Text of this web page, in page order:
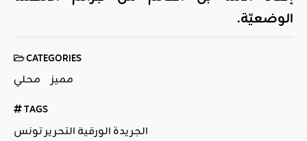
الوضعيّة.
CATEGORIES
محلي مميز
TAGS
الجريدة الورقية التحرير تونس